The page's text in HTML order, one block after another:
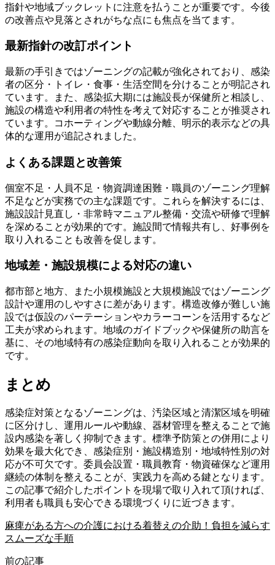
指針や地域ブックレットに注意を払うことが重要です。今後
の改善点や見落とされがちな点にも焦点を当てます。
最新指針の改訂ポイント
最新の手引きではゾーニングの記載が強化されており、感染
者の区分・トイレ・食事・生活空間を分けることが明記され
ています。また、感染拡大期には施設長が保健所と相談し、
施設の構造や利用者の特性を考えて対応することが推奨され
ています。コホーティングや動線分離、明示的表示などの具
体的な運用が追記されました。
よくある課題と改善策
個室不足・人員不足・物資調達困難・職員のゾーニング理解
不足などが実務での主な課題です。これらを解決するには、
施設設計見直し・非常時マニュアル整備・交流や研修で理解
を深めることが効果的です。施設間で情報共有し、好事例を
取り入れることも改善を促します。
地域差・施設規模による対応の違い
都市部と地方、また小規模施設と大規模施設ではゾーニング
設計や運用のしやすさに差があります。構造改修が難しい施
設では仮設のパーテーションやカラーコーンを活用するなど
工夫が求められます。地域のガイドブックや保健所の助言を
基に、その地域特有の感染症動向を取り入れることが効果的
です。
まとめ
感染症対策となるゾーニングは、汚染区域と清潔区域を明確
に区分けし、運用ルールや動線、器材管理を整えることで施
設内感染を著しく抑制できます。標準予防策との併用により
効果を最大化でき、感染症別・施設構造別・地域特性別の対
応が不可欠です。委員会設置・職員教育・物資確保など運用
継続の体制を整えることが、実践力を高める鍵となります。
この記事で紹介したポイントを現場で取り入れて頂ければ、
利用者も職員も安心できる環境づくりに近づきます。
麻痺がある方への介護における着替えの介助！負担を減らす
スムーズな手順
前の記事